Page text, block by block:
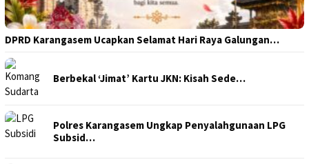
DPRD Karangasem Ucapkan Selamat Hari Raya Galungan…
Berbekal ‘Jimat’ Kartu JKN: Kisah Sede…
Polres Karangasem Ungkap Penyalahgunaan LPG
Subsid…